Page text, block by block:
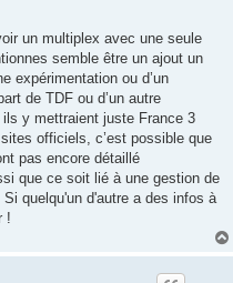
un multiplex avec une seule
semble être un ajout un
expérimentation ou d’un
de TDF ou d’un autre
y mettraient juste France 3
officiels, c’est possible que
pas encore détaillé
que ce soit lié à une gestion de
quelqu'un d'autre a des infos à
!